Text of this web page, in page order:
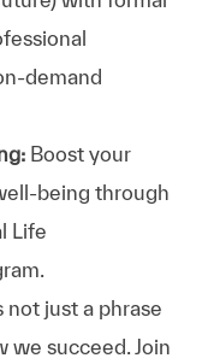
demand
Boost your
being through
Life
not just a phrase
we succeed. Join